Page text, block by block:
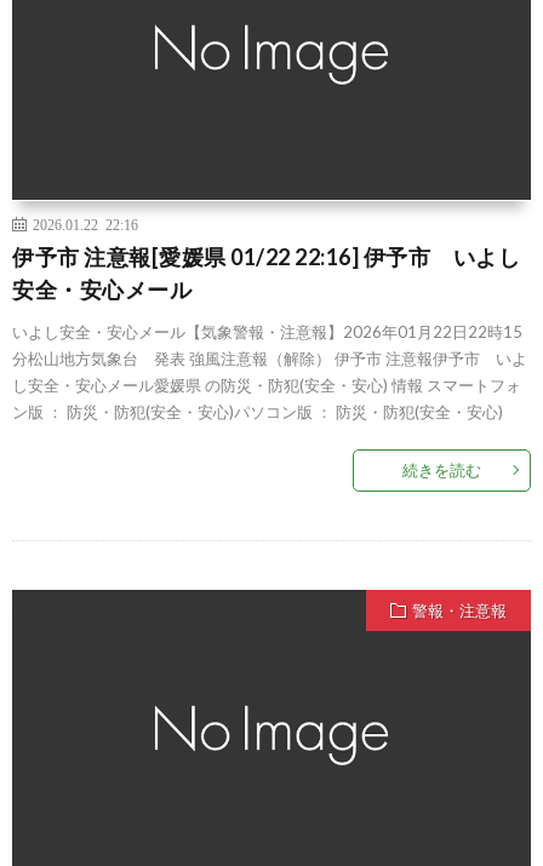
2026.01.22 22:16
伊予市 注意報[愛媛県 01/22 22:16] 伊予市 いよし
安全・安心メール
いよし安全・安心メール【気象警報・注意報】2026年01月22日22時15
分松山地方気象台 発表 強風注意報（解除） 伊予市 注意報伊予市 いよ
し安全・安心メール愛媛県 の防災・防犯(安全・安心) 情報 スマートフォ
ン版 ： 防災・防犯(安全・安心)パソコン版 ： 防災・防犯(安全・安心)
続きを読む
警報・注意報